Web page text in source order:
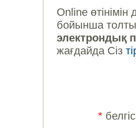
Online
бойынша
электрондық
жағдайда Сіз
*